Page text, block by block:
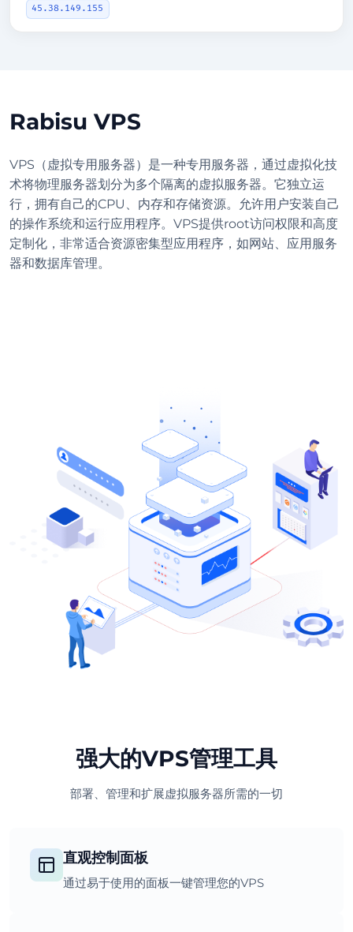
45.38.149.155
Rabisu VPS
VPS（虚拟专用服务器）是一种专用服务器，通过虚拟化技
术将物理服务器划分为多个隔离的虚拟服务器。它独立运
行，拥有自己的CPU、内存和存储资源。允许用户安装自己
的操作系统和运行应用程序。VPS提供root访问权限和高度
定制化，非常适合资源密集型应用程序，如网站、应用服务
器和数据库管理。
强大的VPS管理工具
部署、管理和扩展虚拟服务器所需的一切
直观控制面板
通过易于使用的面板一键管理您的VPS